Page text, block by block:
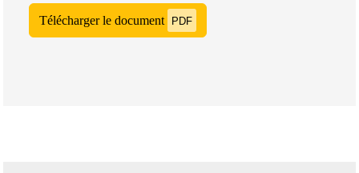
Télécharger le document PDF